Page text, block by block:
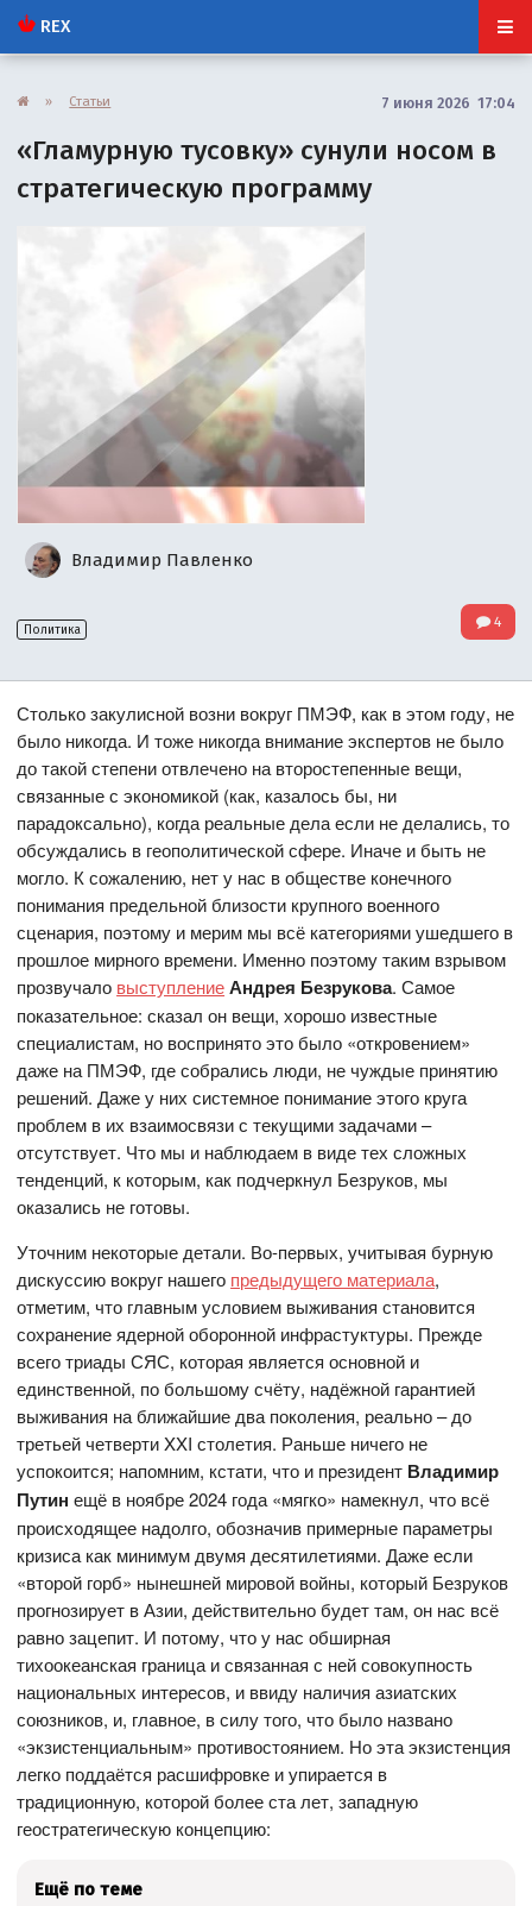
REX
» Статьи 7 июня 2026 17:04
«Гламурную тусовку» сунули носом в
стратегическую программу
Владимир Павленко
Политика 4
Столько закулисной возни вокруг ПМЭФ, как в этом году, не
было никогда. И тоже никогда внимание экспертов не было
до такой степени отвлечено на второстепенные вещи,
связанные с экономикой (как, казалось бы, ни
парадоксально), когда реальные дела если не делались, то
обсуждались в геополитической сфере. Иначе и быть не
могло. К сожалению, нет у нас в обществе конечного
понимания предельной близости крупного военного
сценария, поэтому и мерим мы всё категориями ушедшего в
прошлое мирного времени. Именно поэтому таким взрывом
прозвучало выступлениеАндрея Безрукова. Самое
показательное: сказал он вещи, хорошо известные
специалистам, но воспринято это было «откровением»
даже на ПМЭФ, где собрались люди, не чуждые принятию
решений. Даже у них системное понимание этого круга
проблем в их взаимосвязи с текущими задачами –
отсутствует. Что мы и наблюдаем в виде тех сложных
тенденций, к которым, как подчеркнул Безруков, мы
оказались не готовы.
Уточним некоторые детали. Во-первых, учитывая бурную
дискуссию вокруг нашего предыдущего материала,
отметим, что главным условием выживания становится
сохранение ядерной оборонной инфрастуктуры. Прежде
всего триады СЯС, которая является основной и
единственной, по большому счёту, надёжной гарантией
выживания на ближайшие два поколения, реально – до
третьей четверти XXI столетия. Раньше ничего не
успокоится; напомним, кстати, что и президент Владимир
Путин ещё в ноябре 2024 года «мягко» намекнул, что всё
происходящее надолго, обозначив примерные параметры
кризиса как минимум двумя десятилетиями. Даже если
«второй горб» нынешней мировой войны, который Безруков
прогнозирует в Азии, действительно будет там, он нас всё
равно зацепит. И потому, что у нас обширная
тихоокеанская граница и связанная с ней совокупность
национальных интересов, и ввиду наличия азиатских
союзников, и, главное, в силу того, что было названо
«экзистенциальным» противостоянием. Но эта экзистенция
легко поддаётся расшифровке и упирается в
традиционную, которой более ста лет, западную
геостратегическую концепцию:
Ещё по теме